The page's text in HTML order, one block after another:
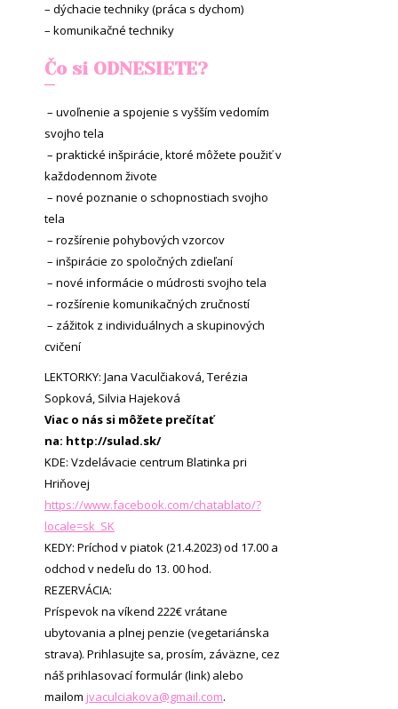
– dýchacie techniky (práca s dychom)
– komunikačné techniky
Čo si ODNESIETE?
– uvoľnenie a spojenie s vyšším vedomím
svojho tela
– praktické inšpirácie, ktoré môžete použiť v
každodennom živote
– nové poznanie o schopnostiach svojho
tela
– rozšírenie pohybových vzorcov
– inšpirácie zo spoločných zdieľaní
– nové informácie o múdrosti svojho tela
– rozšírenie komunikačných zručností
– zážitok z individuálnych a skupinových
cvičení
LEKTORKY: Jana Vaculčiaková, Terézia
Sopková, Silvia Hajeková
Viac o nás si môžete prečítať
na: http://sulad.sk/
KDE: Vzdelávacie centrum Blatinka pri
Hriňovej
https://www.facebook.com/chatablato/?
locale=sk_SK
KEDY: Príchod v piatok (21.4.2023) od 17.00 a
odchod v nedeľu do 13. 00 hod.
REZERVÁCIA:
Príspevok na víkend 222€ vrátane
ubytovania a plnej penzie (vegetariánska
strava). Prihlasujte sa, prosím, záväzne, cez
náš prihlasovací formulár (link) alebo
mailom jvaculciakova@gmail.com.